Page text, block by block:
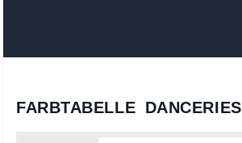
FARBTABELLE DANCERIES